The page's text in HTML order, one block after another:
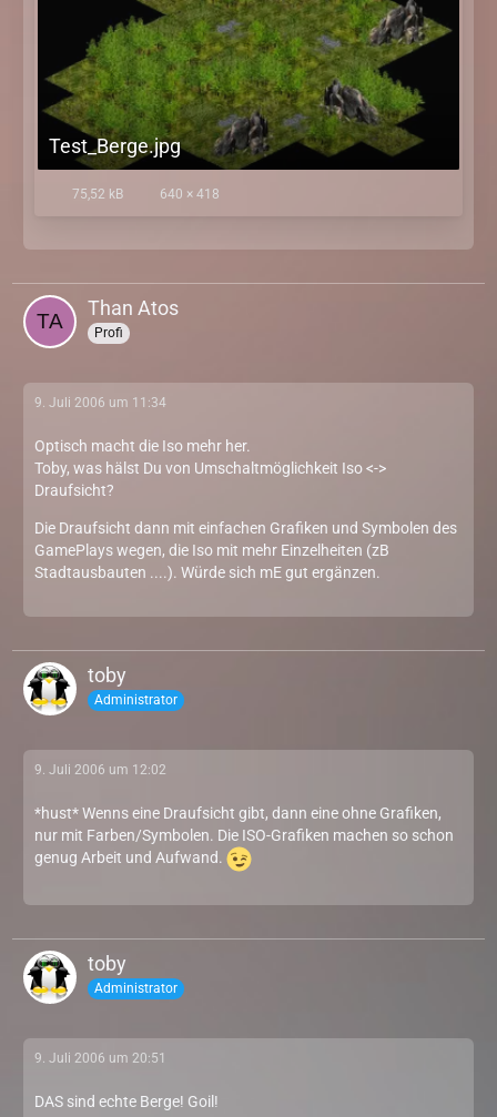
Test_Berge.jpg
75,52 kB 640 × 418
Than Atos
Profi
9. Juli 2006 um 11:34
Optisch macht die Iso mehr her.
Toby, was hälst Du von Umschaltmöglichkeit Iso <->
Draufsicht?
Die Draufsicht dann mit einfachen Grafiken und Symbolen des
GamePlays wegen, die Iso mit mehr Einzelheiten (zB
Stadtausbauten ....). Würde sich mE gut ergänzen.
toby
Administrator
9. Juli 2006 um 12:02
*hust* Wenns eine Draufsicht gibt, dann eine ohne Grafiken,
nur mit Farben/Symbolen. Die ISO-Grafiken machen so schon
genug Arbeit und Aufwand.
toby
Administrator
9. Juli 2006 um 20:51
DAS sind echte Berge! Goil!